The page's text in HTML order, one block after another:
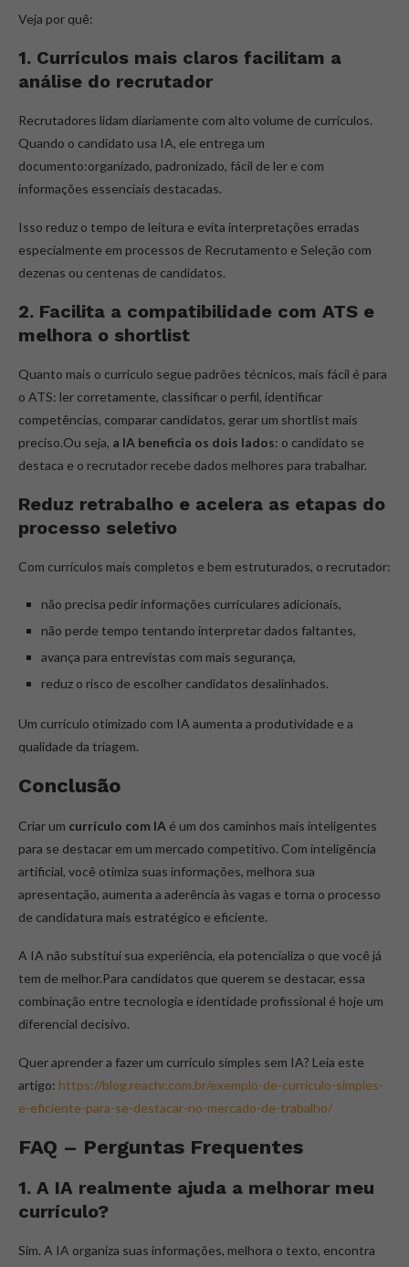
Veja por quê:
1. Currículos mais claros facilitam a
análise do recrutador
Recrutadores lidam diariamente com alto volume de currículos.
Quando o candidato usa IA, ele entrega um
documento:organizado, padronizado, fácil de ler e com
informações essenciais destacadas.
Isso reduz o tempo de leitura e evita interpretações erradas
especialmente em processos de Recrutamento e Seleção com
dezenas ou centenas de candidatos.
2. Facilita a compatibilidade com ATS e
melhora o shortlist
Quanto mais o currículo segue padrões técnicos, mais fácil é para
o ATS: ler corretamente, classificar o perfil, identificar
competências, comparar candidatos, gerar um shortlist mais
preciso.Ou seja, a IA beneficia os dois lados: o candidato se
destaca e o recrutador recebe dados melhores para trabalhar.
Reduz retrabalho e acelera as etapas do
processo seletivo
Com currículos mais completos e bem estruturados, o recrutador:
não precisa pedir informações curriculares adicionais,
não perde tempo tentando interpretar dados faltantes,
avança para entrevistas com mais segurança,
reduz o risco de escolher candidatos desalinhados.
Um currículo otimizado com IA aumenta a produtividade e a
qualidade da triagem.
Conclusão
Criar um currículo com IA é um dos caminhos mais inteligentes
para se destacar em um mercado competitivo. Com inteligência
artificial, você otimiza suas informações, melhora sua
apresentação, aumenta a aderência às vagas e torna o processo
de candidatura mais estratégico e eficiente.
A IA não substitui sua experiência, ela potencializa o que você já
tem de melhor.Para candidatos que querem se destacar, essa
combinação entre tecnologia e identidade profissional é hoje um
diferencial decisivo.
Quer aprender a fazer um currículo simples sem IA? Leia este
artigo: https://blog.reachr.com.br/exemplo-de-curriculo-simples-
e-eficiente-para-se-destacar-no-mercado-de-trabalho/
FAQ – Perguntas Frequentes
1. A IA realmente ajuda a melhorar meu
currículo?
Sim. A IA organiza suas informações, melhora o texto, encontra